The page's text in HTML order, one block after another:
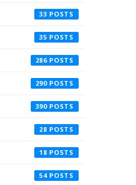
33
35
286
290
390
28
18
54